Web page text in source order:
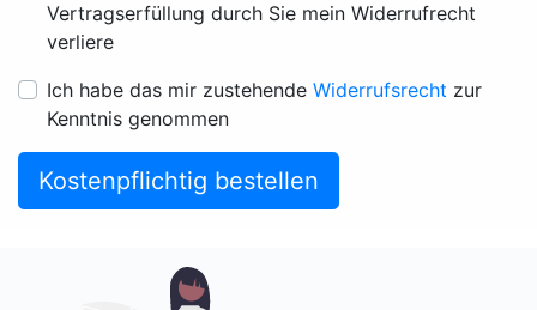
Vertragserfüllung durch Sie mein Widerrufrecht
verliere
Ich habe das mir zustehende Widerrufsrecht zur
Kenntnis genommen
Kostenpflichtig bestellen